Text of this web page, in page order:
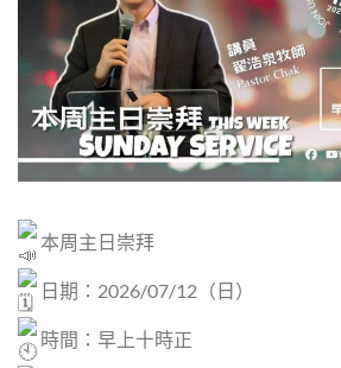
本周主日崇拜
日期：2026/07/12（日）
時間：早上十時正